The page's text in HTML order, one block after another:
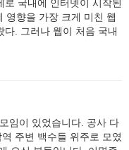
국내에 인터넷이 시작된
영향을 가장 크게 미친 웹
다. 그러나 웹이 처음 국내
임이 있었습니다. 공사 다
주변 백수들 위주로 모였